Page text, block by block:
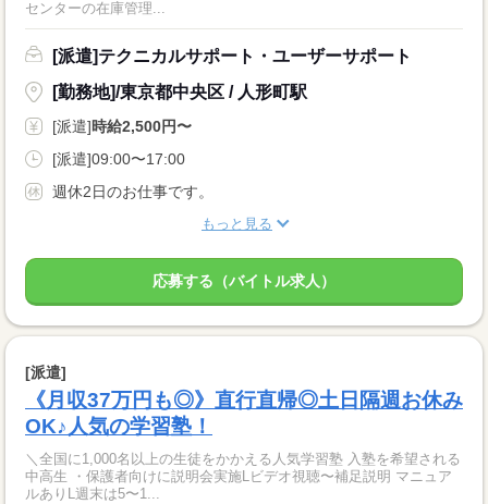
センターの在庫管理...
[派遣]テクニカルサポート・ユーザーサポート
[勤務地]/東京都中央区 / 人形町駅
[派遣]時給2,500円〜
[派遣]09:00〜17:00
週休2日のお仕事です。
もっと見る
応募する（バイトル求人）
[派遣]
《月収37万円も◎》直行直帰◎土日隔週お休み
OK♪人気の学習塾！
＼全国に1,000名以上の生徒をかかえる人気学習塾 入塾を希望される
中高生 ・保護者向けに説明会実施Lビデオ視聴〜補足説明 マニュア
ルありL週末は5〜1...